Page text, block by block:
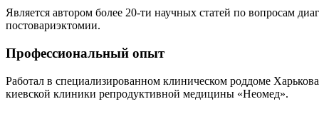
Является автором более 20-ти научных статей по вопросам
постовариэктомии.
Профессиональный опыт
Работал в специализированном клиническом роддоме
киевской клиники репродуктивной медицины «Неомед».